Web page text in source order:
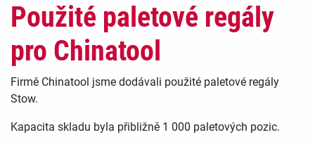
Použité paletové regály
pro Chinatool
Firmě Chinatool jsme dodávali použité paletové regály
Stow.
Kapacita skladu byla přibližně 1 000 paletových pozic.